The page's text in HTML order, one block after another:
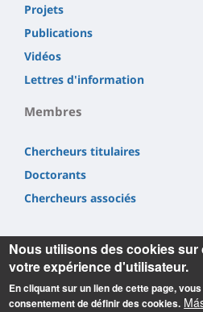
Projets
Publications
Vidéos
Lettres d'information
Membres
Chercheurs titulaires
Doctorants
Chercheurs associés
Informations
Nous utilisons des cookies sur
votre expérience d'utilisateur.
En cliquant sur un lien de cette page,
consentement de définir des cookies.